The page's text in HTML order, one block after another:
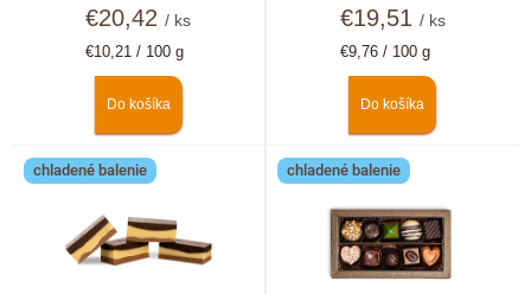
€20,42/ ks
Jednotková
€10,21 / 100 g
Do košíka
€19,51 / ks
Jednotková
€9,76 / 100 g
Do košíka
chladené balenie chladené balenie